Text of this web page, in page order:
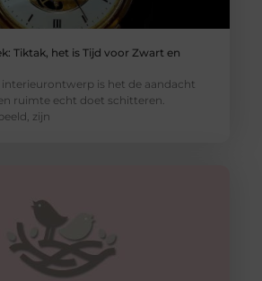
Tiktak, het is Tijd voor Zwart en
is het de aandacht
ruimte echt doet schitteren.
zijn